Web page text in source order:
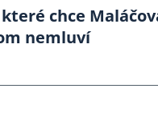
chce
nemluví